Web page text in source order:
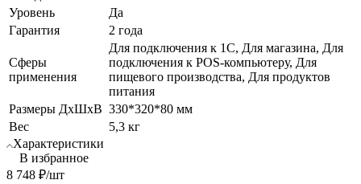
Уровень
Да
Гарантия
2 года
Сферы
применения
Для подключения к 1С, Для магазина, Для
подключения к POS-компьютеру, Для
пищевого производства, Для продуктов
питания
Размеры ДхШхВ 330*320*80 мм
Вес
5,3 кг
Характеристики
В избранное
8 748 ₽/шт